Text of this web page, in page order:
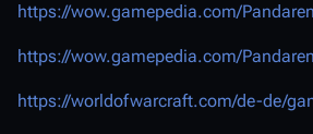
https://wow.gamepedia.com/Pandaren
https://wow.gamepedia.com/
https://worldofwarcraft.com/de-de/